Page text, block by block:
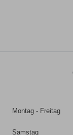
Montag - Freitag
Samstag